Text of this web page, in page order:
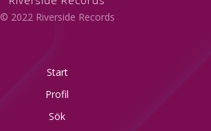
© 2022 Riverside Records
Start
Profil
Sök